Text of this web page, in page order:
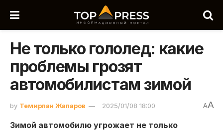
Не только гололед: какие
проблемы грозят
автомобилистам зимой
by Темирлан Жапаров 2025/01/08 18:00 AA
Зимой автомобилю угрожает не только